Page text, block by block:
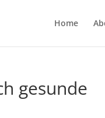
Home
gesunde